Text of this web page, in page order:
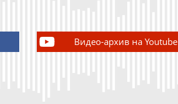
Видео-архив на Youtube